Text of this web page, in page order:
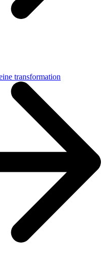
transformation